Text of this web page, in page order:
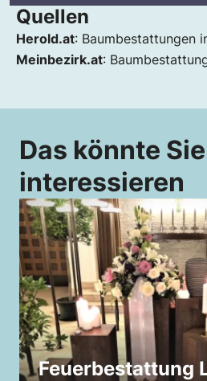
Quellen
Herold.at: Baumbestattungen
Meinbezirk.at:
Das könnte
interessieren
Feuerbestattung